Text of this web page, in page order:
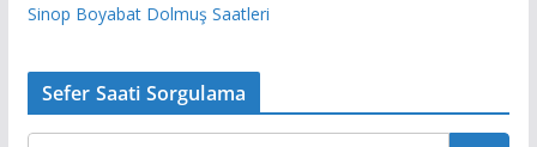
Sinop Boyabat Dolmuş Saatleri
Sefer Saati Sorgulama